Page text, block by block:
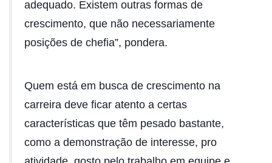
adequado. Existem outras formas de
crescimento, que não necessariamente
posições de chefia”, pondera.
Quem está em busca de crescimento na
carreira deve ficar atento a certas
características que têm pesado bastante,
como a demonstração de interesse, pro